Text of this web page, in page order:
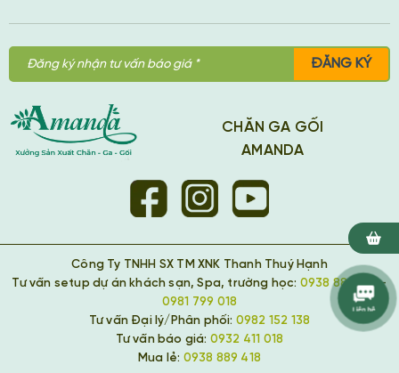
ĐĂNG KÝ
CHĂN GA GỐI
AMANDA
Công Ty TNHH SX TM XNK Thanh Thuý Hạnh
Tư vấn setup dự án khách sạn, Spa, trường học: 0938 889 418 -
0981 799 018
Tư vấn Đại lý/Phân phối: 0982 152 138
Tư vấn báo giá: 0932 411 018
Mua lẻ: 0938 889 418